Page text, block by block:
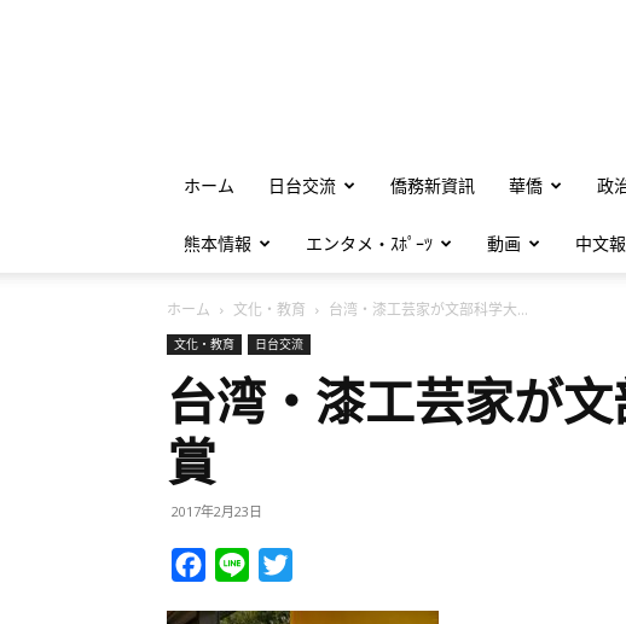
ホーム 日台交流 僑務新資訊 華僑 政
熊本情報 エンタメ・ｽﾎﾟｰﾂ 動画 中文
ホーム 文化・教育 台湾・漆工芸家が文部科学大...
文化・教育 日台交流
台湾・漆工芸家が
賞
2017年2月23日
Facebook
Line